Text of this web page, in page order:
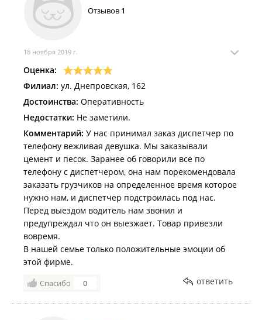
Отзывов 1
18 ноября 2019 г.
Оценка:
Филиал: ул. Днепровская, 162
Достоинства: Оперативность
Недостатки: Не заметили.
Комментарий: У нас принимал заказ диспетчер по
телефону вежливая девушка. Мы заказывали
цемент и песок. Заранее об говорили все по
телефону с диспетчером, она нам порекомендовала
заказать грузчиков на определенное время которое
нужно нам, и диспетчер подстроилась под нас.
Перед выездом водитель нам звонил и
предупреждал что он выезжает. Товар привезли
вовремя.
В нашей семье только положительные эмоции об
этой фирме.
Спасибо 0 ответить